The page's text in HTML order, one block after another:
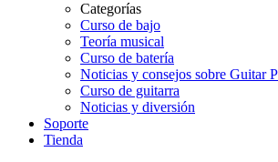
Categorías
Curso de bajo
Teoría musical
Curso de batería
Noticias y consejos sobre Guitar
Curso de guitarra
Noticias y diversión
Soporte
Tienda